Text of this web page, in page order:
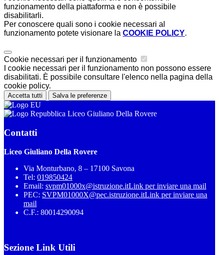
funzionamento della piattaforma e non è possibile
disabilitarli.
Per conoscere quali sono i cookie necessari al
funzionamento potete visionare la COOKIE POLICY.
Cookie necessari per il funzionamento
I cookie necessari per il funzionamento non possono essere
disabilitati. È possibile consultare l'elenco nella pagina della
cookie policy.
Accetta tutti Salva le preferenze
Liceo Giuliano Della Rovere
Contatti
Liceo Giuliano Della Rovere
Via Monturbano, 8 – 17100 Savona
Tel: 019850424
Email: svpm01000x@istruzione.itLink per inviare una mail
PEC: SVPM01000X@pec.istruzione.itLink per inviare una
mail
C.F.: 80014290094
Sezione Link Utili